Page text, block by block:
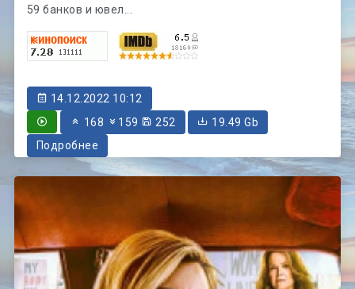
59 банков и ювел...
14.12.2022 10:12
168
159 252
19.49 Gb
Подробнее